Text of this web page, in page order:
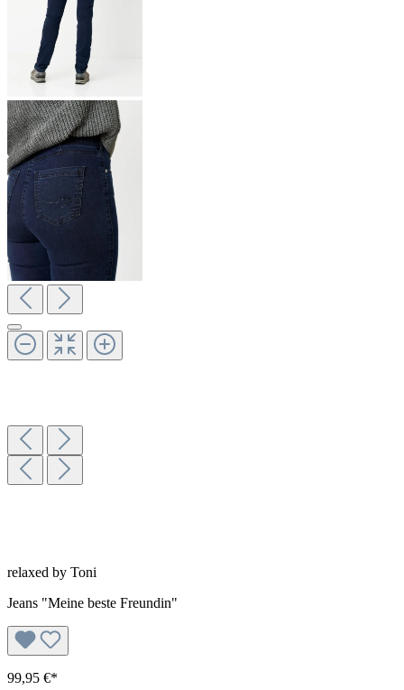
relaxed by Toni
Jeans "Meine beste Freundin"
99,95 €*